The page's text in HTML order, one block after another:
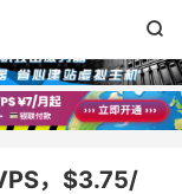

，$3.75/